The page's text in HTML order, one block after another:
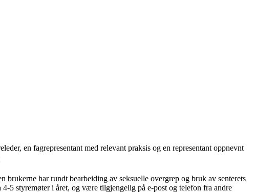
en fagrepresentant med relevant praksis og en representant oppnevnt
har rundt bearbeiding av seksuelle overgrep og bruk av senterets
5 styremøter i året, og være tilgjengelig på e-post og telefon fra andre